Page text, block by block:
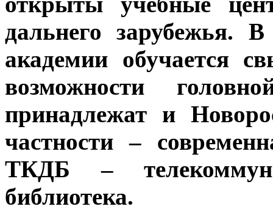
дальнего зарубежья.
академии обучается
возможности
принадлежат и
частности –
ТКДБ –
библиотека.